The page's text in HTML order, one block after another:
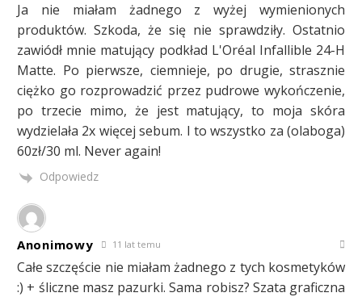
Ja nie miałam żadnego z wyżej wymienionych
produktów. Szkoda, że się nie sprawdziły. Ostatnio
zawiódł mnie matujący podkład L'Oréal Infallible 24-H
Matte. Po pierwsze, ciemnieje, po drugie, strasznie
ciężko go rozprowadzić przez pudrowe wykończenie,
po trzecie mimo, że jest matujący, to moja skóra
wydzielała 2x więcej sebum. I to wszystko za (olaboga)
60zł/30 ml. Never again!
Odpowiedz
Anonimowy 11 lat temu
Całe szczęście nie miałam żadnego z tych kosmetyków
:) + śliczne masz pazurki. Sama robisz? Szata graficzna